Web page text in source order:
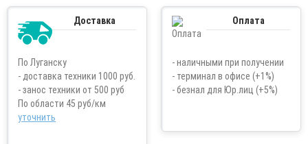
Доставка
По Луганску
- доставка техники 1000 руб.
- занос техники от 500 руб
По области 45 руб/км
уточнить
Оплата
- наличными при получении
- терминал в офисе (+1%)
- безнал для Юр.лиц (+5%)